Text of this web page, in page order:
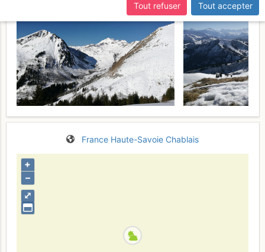
France Haute-Savoie Chablais
⤢
+
–
Tout refuser
Tout accepter